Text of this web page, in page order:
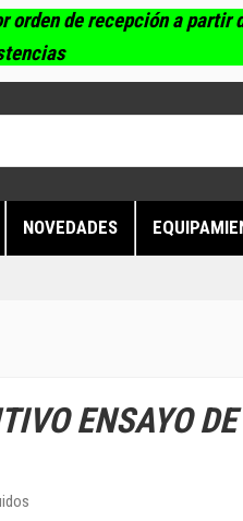
de recepción a partir
NOVEDADES
ENSAYO